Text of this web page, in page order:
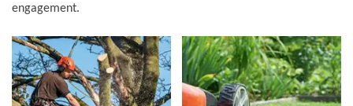
engagement.